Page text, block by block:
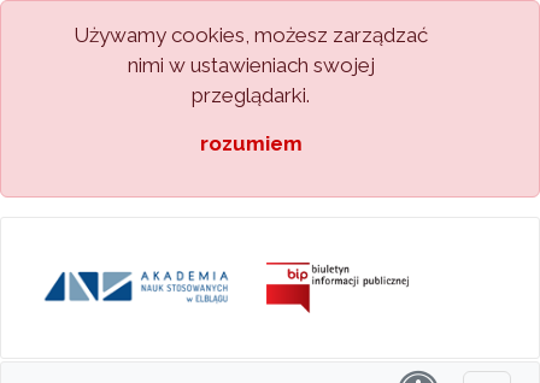
Używamy cookies, możesz zarządzać
nimi w ustawieniach swojej
przeglądarki.
rozumiem